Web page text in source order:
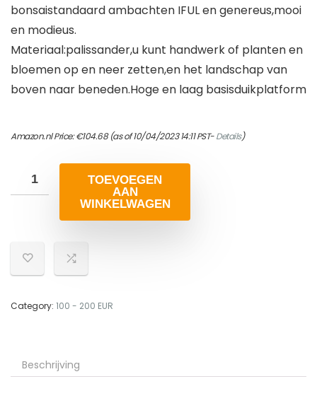
bonsaistandaard ambachten IFUL en genereus,mooi
en modieus.
Materiaal:palissander,u kunt handwerk of planten en
bloemen op en neer zetten,en het landschap van
boven naar beneden.Hoge en laag basisduikplatform
Amazon.nl Price:€104.68(as of 10/04/2023 14:11 PST-Details)
TOEVOEGEN
AAN
WINKELWAGEN
Category: 100 - 200 EUR
Beschrijving